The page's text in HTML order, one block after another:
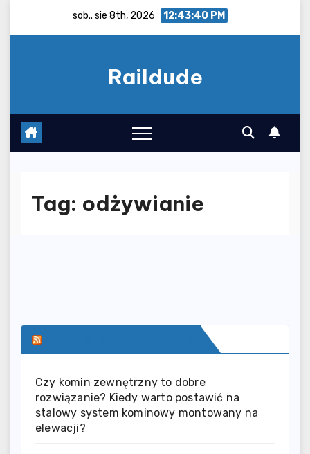
sob.. sie 8th, 2026 12:43:40 PM
Raildude
Tag: odżywianie
Czy komin zewnętrzny to dobre
rozwiązanie? Kiedy warto postawić na
stalowy system kominowy montowany na
elewacji?